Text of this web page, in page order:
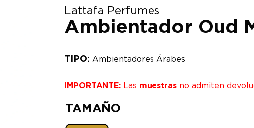
Lattafa Perfumes
Ambientador Oud
TIPO: Ambientadores Árabes
IMPORTANTE: Las muestras no admiten
TAMAÑO